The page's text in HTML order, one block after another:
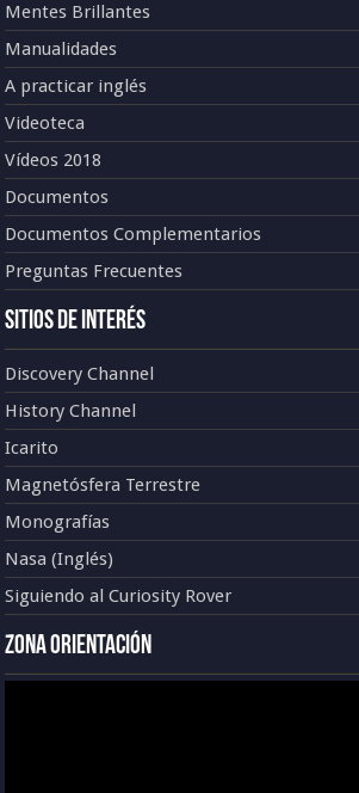
Mentes Brillantes
Manualidades
A practicar inglés
Videoteca
Vídeos 2018
Documentos
Documentos Complementarios
Preguntas Frecuentes
Sitios de Interés
Discovery Channel
History Channel
Icarito
Magnetósfera Terrestre
Monografías
Nasa (Inglés)
Siguiendo al Curiosity Rover
Zona Orientación